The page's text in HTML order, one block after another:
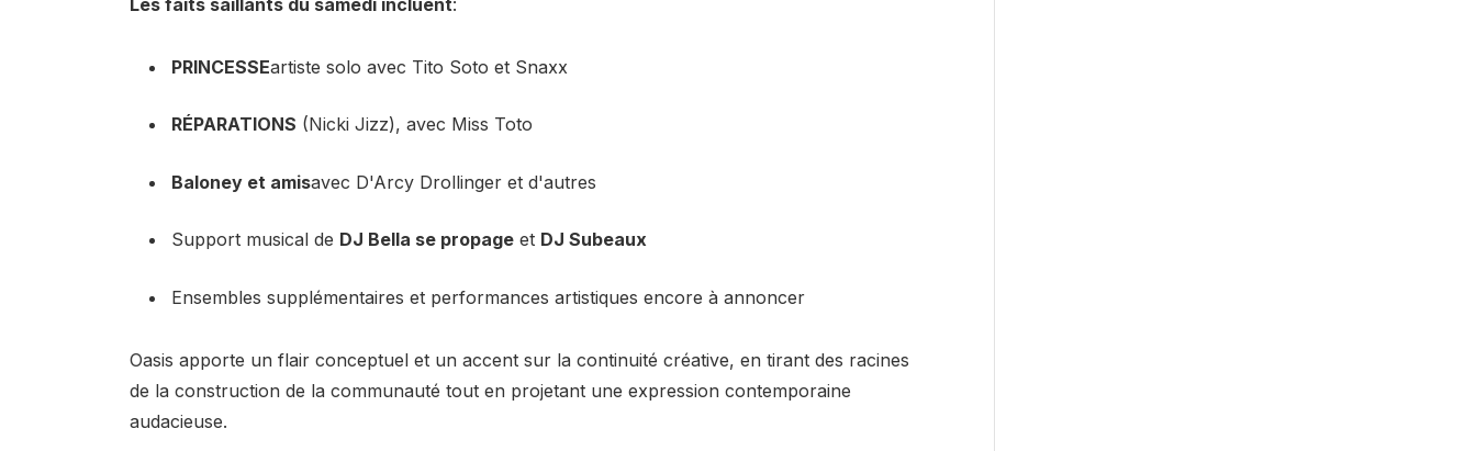
PRINCESSEartiste solo avec Tito Soto et Snaxx
RÉPARATIONS (Nicki Jizz), avec Miss Toto
Baloney et amisavec D'Arcy Drollinger et d'autres
Support musical de DJ Bella se propageet DJ Subeaux
Ensembles supplémentaires et performances artistiques encore à annoncer
Oasis apporte un flair conceptuel et un accent sur la continuité créative, en tirant des racines
de la construction de la communauté tout en projetant une expression contemporaine
audacieuse.